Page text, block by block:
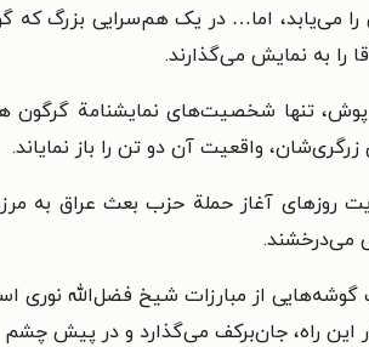
را می‌یابد، اما… در یک هم‌سرایی
را به نمایش می‌گذارند.
تنها شخصیت‌های نمایشنامة گرگون
واقعیت آن دو تن را باز نمایاند.
روزهای آغاز حملة حزب بعث عراق به
می‌درخشند.
گوشه‌هایی از مبارزات شیخ فضل‌الله
راه، جان‌برکف می‌گذارد و در پیش چشم